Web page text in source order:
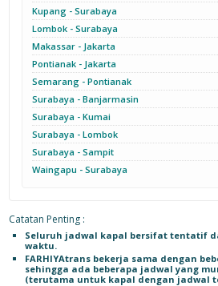
Kupang - Surabaya
Lombok - Surabaya
Makassar - Jakarta
Pontianak - Jakarta
Semarang - Pontianak
Surabaya - Banjarmasin
Surabaya - Kumai
Surabaya - Lombok
Surabaya - Sampit
Waingapu - Surabaya
Catatan Penting :
Seluruh jadwal kapal bersifat tentatif
waktu.
FARHIYAtrans bekerja sama dengan
sehingga ada beberapa jadwal yang
(terutama untuk kapal dengan jadwal